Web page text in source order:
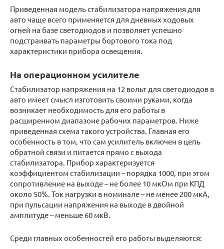
Приведенная модель стабилизатора напряжения для
авто чаще всего применяется для дневных ходовых
огней на базе светодиодов и позволяет успешно
подстраивать параметры бортового тока под
характеристики прибора освещения.
На операционном усилителе
Стабилизатор напряжения на 12 вольт для светодиодов в
авто имеет смысл изготовить своими руками, когда
возникает необходимость для его работы в
расширенном диапазоне рабочих параметров. Ниже
приведенная схема такого устройства. Главная его
особенность в том, что сам усилитель включен в цепь
обратной связи и питается прямо с выхода
стабилизатора. Прибор характеризуется
коэффициентом стабилизации – порядка 1000, при этом
сопротивление на выходе – не более 10 мкОм при КПД
около 50%. Ток нагрузки в номинале – не менее 200 мкА,
при пульсации напряжения на выходе в двойной
амплитуде – меньше 60 мкВ.
Среди главных особенностей его работы выделяются: